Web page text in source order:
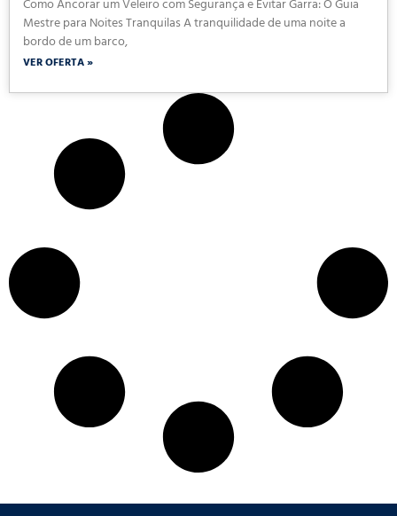
Como Ancorar um Veleiro com Segurança e Evitar Garra: O Guia
Mestre para Noites Tranquilas A tranquilidade de uma noite a
bordo de um barco,
VER OFERTA »